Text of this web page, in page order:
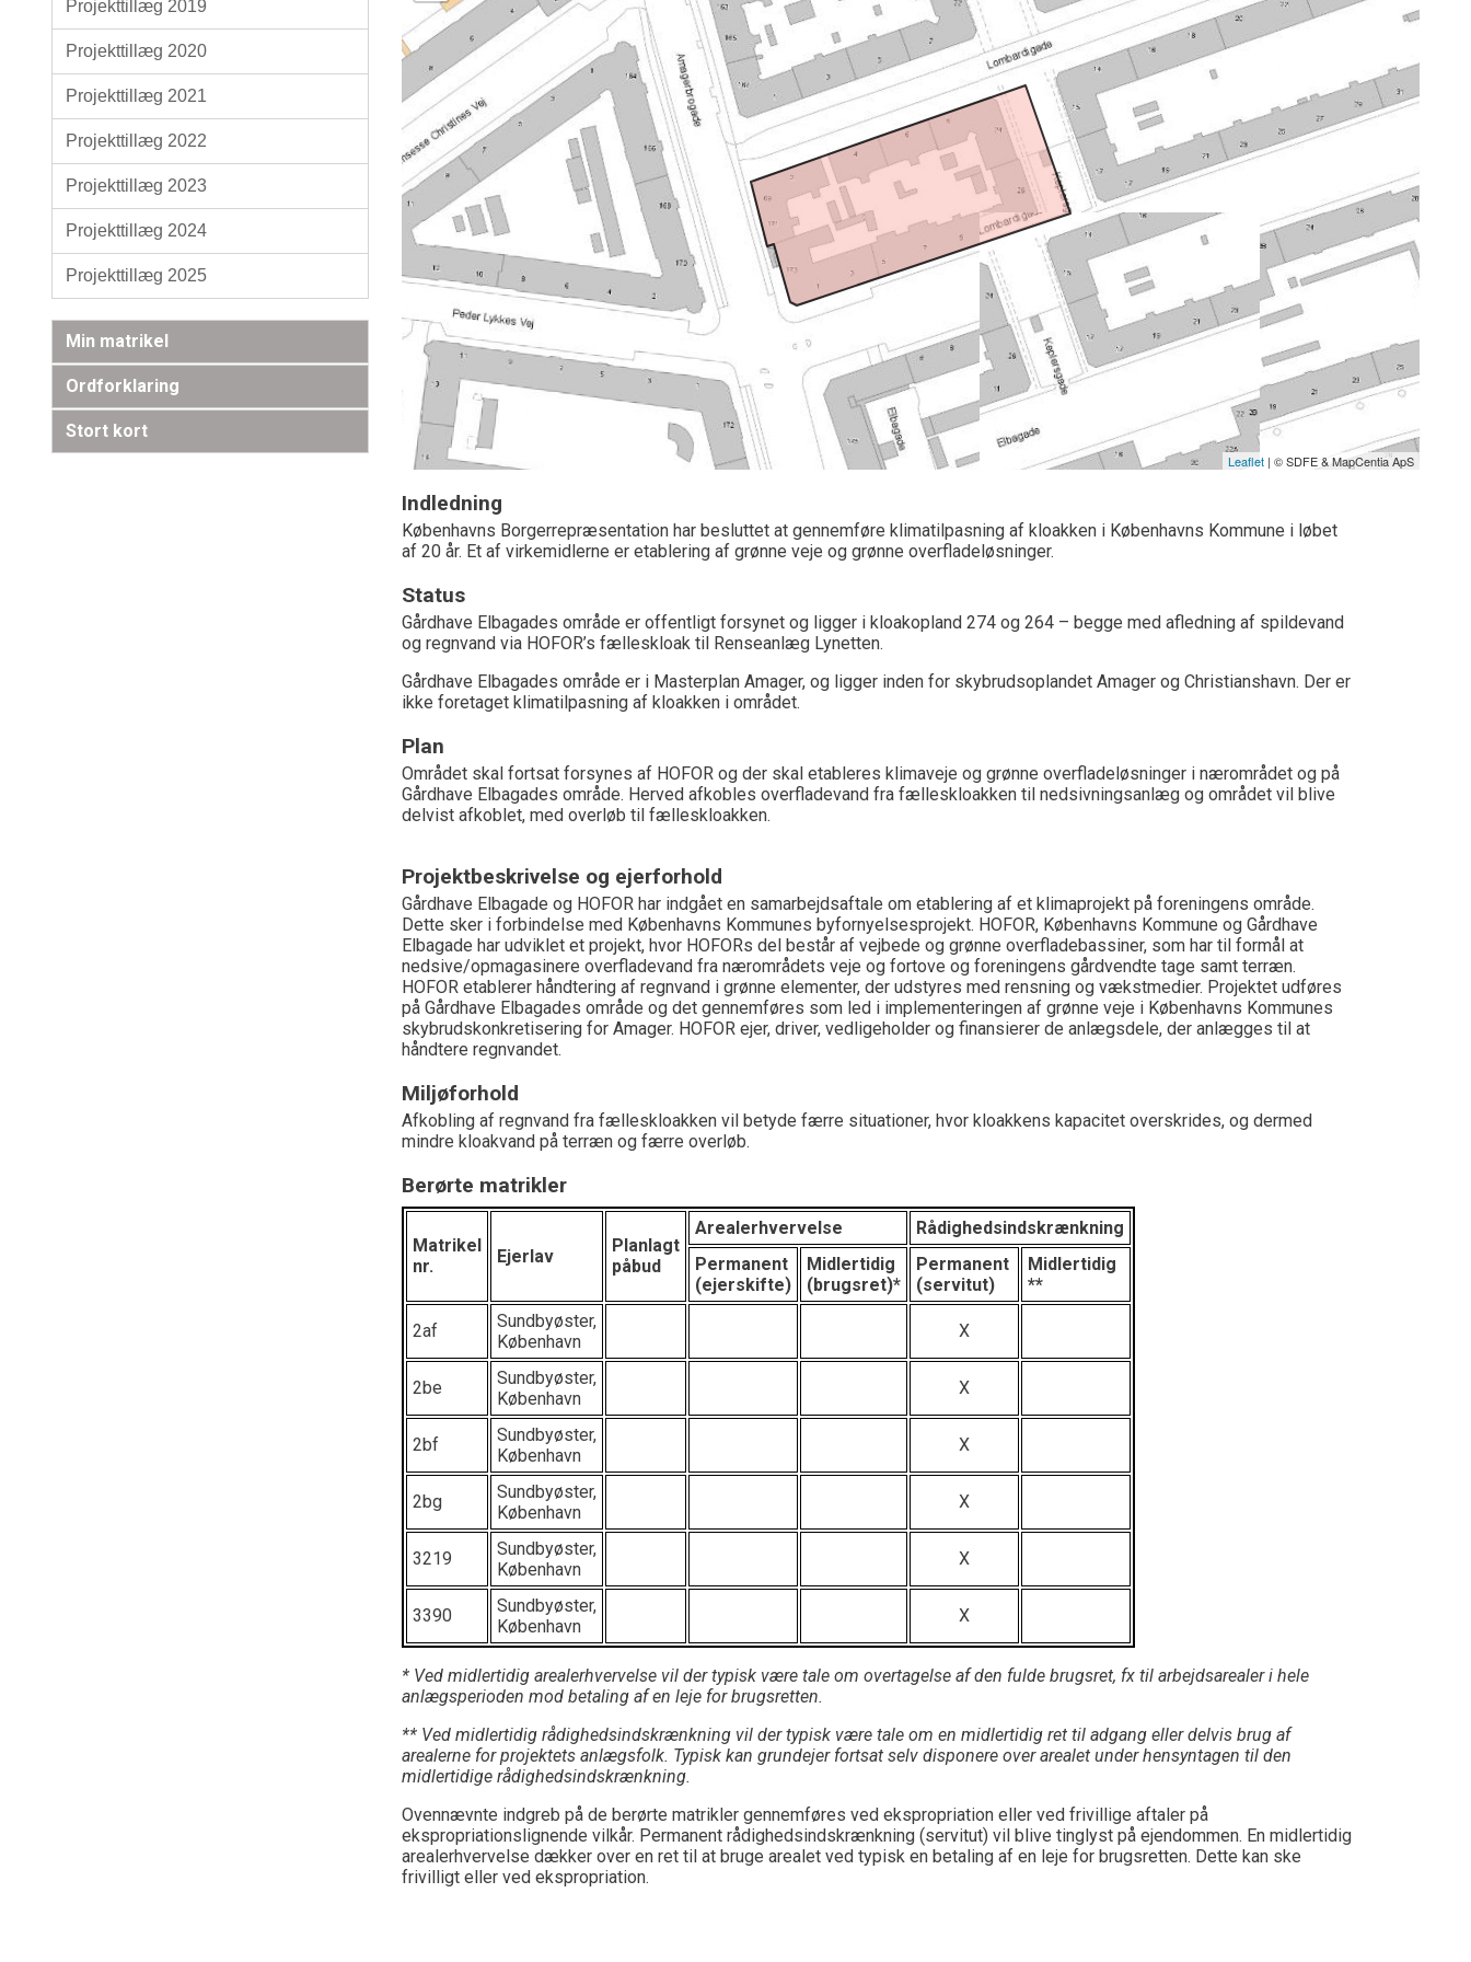
Projekttillæg 2019
Projekttillæg 2020
Projekttillæg 2021
Projekttillæg 2022
Projekttillæg 2023
Projekttillæg 2024
Projekttillæg 2025
Min matrikel
Ordforklaring
Stort kort
Leaflet | © SDFE & MapCentia ApS
Indledning
Københavns Borgerrepræsentation har besluttet at gennemføre klimatilpasning af kloakken i Københavns Kommune i løbet
af 20 år. Et af virkemidlerne er etablering af grønne veje og grønne overfladeløsninger.
Status
Gårdhave Elbagades område er offentligt forsynet og ligger i kloakopland 274 og 264 – begge med afledning af spildevand
og regnvand via HOFOR’s fælleskloak til Renseanlæg Lynetten.
Gårdhave Elbagades område er i Masterplan Amager, og ligger inden for skybrudsoplandet Amager og Christianshavn. Der er
ikke foretaget klimatilpasning af kloakken i området.
Plan
Området skal fortsat forsynes af HOFOR og der skal etableres klimaveje og grønne overfladeløsninger i nærområdet og på
Gårdhave Elbagades område. Herved afkobles overfladevand fra fælleskloakken til nedsivningsanlæg og området vil blive
delvist afkoblet, med overløb til fælleskloakken.
Projektbeskrivelse og ejerforhold
Gårdhave Elbagade og HOFOR har indgået en samarbejdsaftale om etablering af et klimaprojekt på foreningens område.
Dette sker i forbindelse med Københavns Kommunes byfornyelsesprojekt. HOFOR, Københavns Kommune og Gårdhave
Elbagade har udviklet et projekt, hvor HOFORs del består af vejbede og grønne overfladebassiner, som har til formål at
nedsive/opmagasinere overfladevand fra nærområdets veje og fortove og foreningens gårdvendte tage samt terræn.
HOFOR etablerer håndtering af regnvand i grønne elementer, der udstyres med rensning og vækstmedier. Projektet udføres
på Gårdhave Elbagades område og det gennemføres som led i implementeringen af grønne veje i Københavns Kommunes
skybrudskonkretisering for Amager. HOFOR ejer, driver, vedligeholder og finansierer de anlægsdele, der anlægges til at
håndtere regnvandet.
Miljøforhold
Afkobling af regnvand fra fælleskloakken vil betyde færre situationer, hvor kloakkens kapacitet overskrides, og dermed
mindre kloakvand på terræn og færre overløb.
Berørte matrikler
Matrikel
nr.
Ejerlav
Planlagt
påbud
Arealerhvervelse
Rådighedsindskrænkning
Permanent
(ejerskifte)
Midlertidig
(brugsret)*
Permanent
(servitut)
Midlertidig
**
2af
Sundbyøster,
København
X
2be
Sundbyøster,
København
X
2bf
Sundbyøster,
København
X
2bg
Sundbyøster,
København
X
3219
Sundbyøster,
København
X
3390
Sundbyøster,
København
X
* Ved midlertidig arealerhvervelse vil der typisk være tale om overtagelse af den fulde brugsret, fx til arbejdsarealer i hele
anlægsperioden mod betaling af en leje for brugsretten.
** Ved midlertidig rådighedsindskrænkning vil der typisk være tale om en midlertidig ret til adgang eller delvis brug af
arealerne for projektets anlægsfolk. Typisk kan grundejer fortsat selv disponere over arealet under hensyntagen til den
midlertidige rådighedsindskrænkning.
Ovennævnte indgreb på de berørte matrikler gennemføres ved ekspropriation eller ved frivillige aftaler på
ekspropriationslignende vilkår. Permanent rådighedsindskrænkning (servitut) vil blive tinglyst på ejendommen. En midlertidig
arealerhvervelse dækker over en ret til at bruge arealet ved typisk en betaling af en leje for brugsretten. Dette kan ske
frivilligt eller ved ekspropriation.